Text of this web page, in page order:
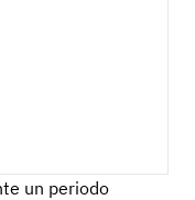
un periodo